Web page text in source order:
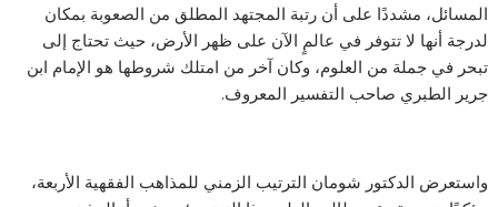
المسائل، مشددًا على أن رتبة المجتهد المطلق من الصعوبة بمكان
لدرجة أنها لا تتوفر في عالمٍ الآن على ظهر الأرض، حيث تحتاج إلى
تبحر في جملة من العلوم، وكان آخر من امتلك شروطها هو الإمام ابن
جرير الطبري صاحب التفسير المعروف.
واستعرض الدكتور شومان الترتيب الزمني للمذاهب الفقهية الأربعة،